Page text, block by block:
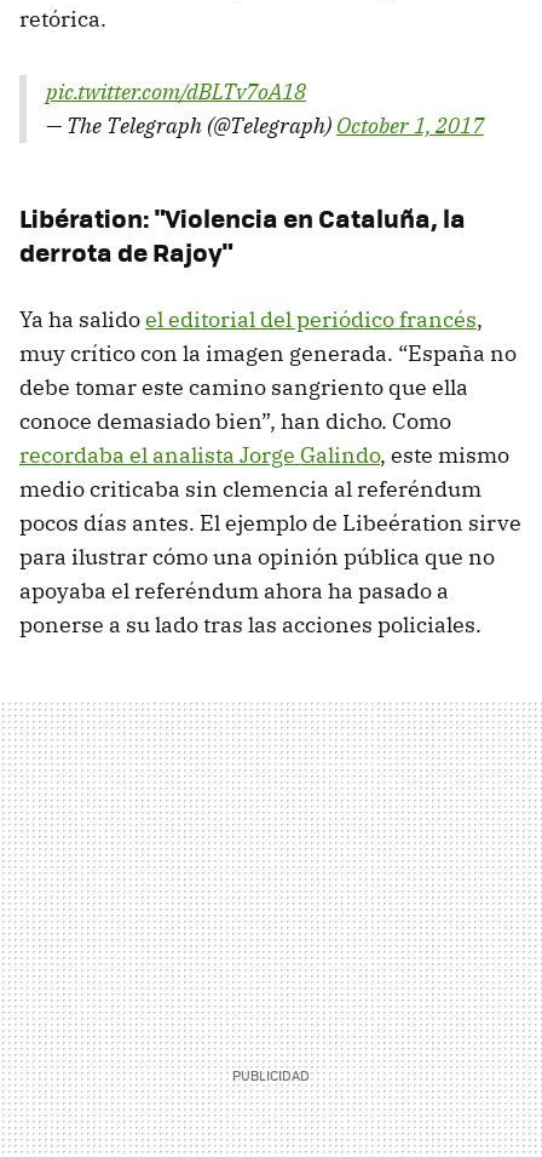
retórica.
pic.twitter.com/dBLTv7oA18
— The Telegraph (@Telegraph) October 1, 2017
Libération: "Violencia en Cataluña, la
derrota de Rajoy"
Ya ha salidoel editorial del periódico francés,
muy crítico con la imagen generada. “España no
debe tomar este camino sangriento que ella
conoce demasiado bien”, han dicho. Como
recordaba el analista Jorge Galindo, este mismo
medio criticaba sin clemencia al referéndum
pocos días antes. El ejemplo de Libeération sirve
para ilustrar cómo una opinión pública que no
apoyaba el referéndum ahora ha pasado a
ponerse a su lado tras las acciones policiales.